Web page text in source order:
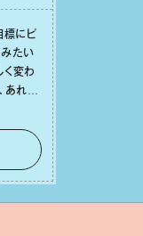
標にピ
みたい
く変わ
あれこ
中しま
たにと
寄せま